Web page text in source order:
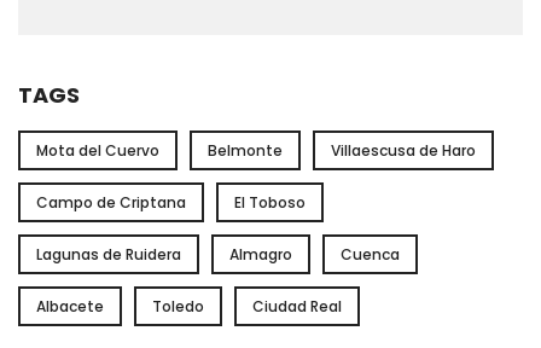
TAGS
Mota del Cuervo Belmonte Villaescusa de Haro
Campo de Criptana El Toboso
Lagunas de Ruidera Almagro Cuenca
Albacete Toledo Ciudad Real